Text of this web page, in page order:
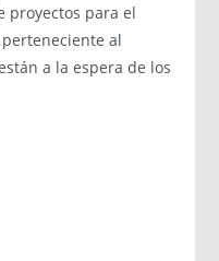
proyectos para el
perteneciente al
a la espera de los